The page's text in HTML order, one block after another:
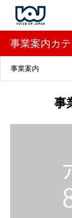
事業案内カ
事業案内
事